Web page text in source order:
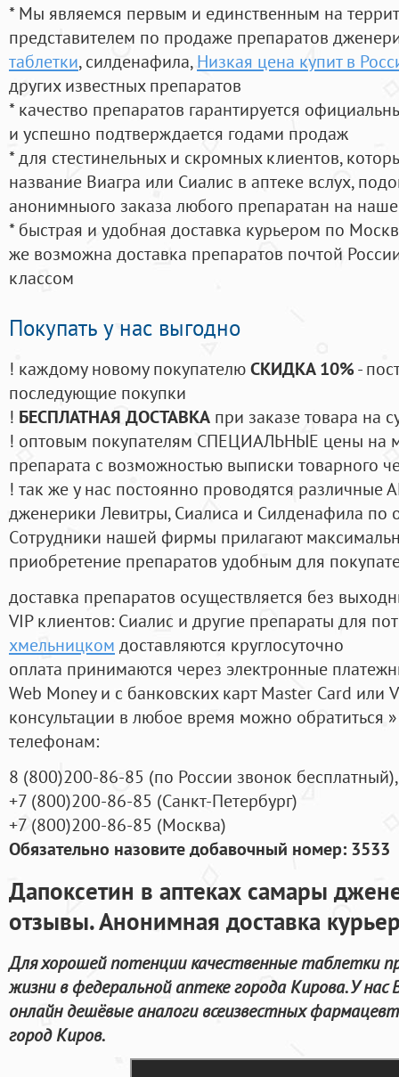
* Мы являемся первым и единственным на
представителем по продаже препаратов
таблетки, силденафила, Низкая цена купит в
других известных препаратов
* качество препаратов гарантируется
и успешно подтверждается годами продаж
* для стестинельных и скромных клиентов,
название Виагра или Сиалис в аптеке вслух,
анонимныого заказа любого препаратан на
* быстрая и удобная доставка курьером по
же возможна доставка препаратов почтой
классом
Покупать у нас выгодно
! каждому новому покупателюСКИДКА 10%-
последующие покупки
! БЕСПЛАТНАЯ ДОСТАВКА при заказе товара на
! оптовым покупателям СПЕЦИАЛЬНЫЕ цены на
препарата с возможностью выписки товарного
! так же у нас постоянно проводятся
дженерики Левитры, Сиалиса и Силденафила по
Cотрудники нашей фирмы прилагают
приобретение препаратов удобным для
доставка препаратов осуществляется без
VIP клиентов: Сиалис и другие препараты для
хмельницком доставляются круглосуточно
оплата принимаются через электронные
Web Money и с банковских карт Master Card или
консультации в любое время можно обратиться
телефонам:
8 (800)200-86-85 (по России звонок бесплатный),
+7 (800)200-86-85 (Санкт-Петербург)
+7 (800)200-86-85 (Москва)
Обязательно назовите добавочный номер: 3533
Дапоксетин в аптеках самары
отзывы. Анонимная доставка
Для хорошей потенции качественные таблетки
жизни в федеральной аптеке города Кирова. У
онлайн дешёвые аналоги всеизвестных
город Киров.